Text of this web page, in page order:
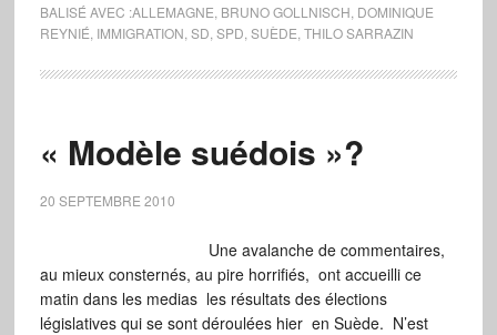
BALISÉ AVEC :ALLEMAGNE BRUNO GOLLNISCH DOMINIQUE
REYNIÉ IMMIGRATION SD SPD SUÈDE THILO SARRAZIN
« Modèle suédois »?
20 SEPTEMBRE 2010
Une avalanche de commentaires,
au mieux consternés, au pire horrifiés, ont accueilli ce
matin dans les medias les résultats des élections
législatives qui se sont déroulées hier en Suède. N’est